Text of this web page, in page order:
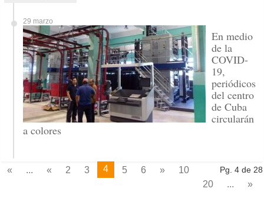
29 marzo
En medio
de la
COVID-
19,
periódicos
del centro
de Cuba
circularán
a colores
Pg. 4 de 28
« ... « 2 3 4 5 6 »
10
20
... »